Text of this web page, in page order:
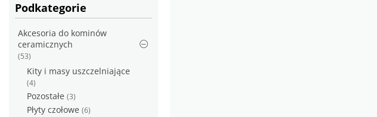
Podkategorie
Akcesoria do kominów
ceramicznych
(53)
Kity i masy uszczelniające
(4)
Pozostałe (3)
Płyty czołowe (6)